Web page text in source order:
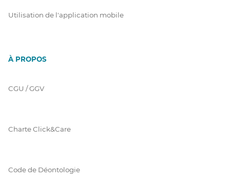
Utilisation de l'application mobile
À PROPOS
CGU / GGV
Charte Click&Care
Code de Déontologie